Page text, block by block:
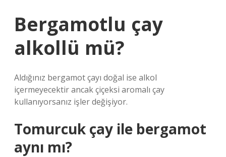
Bergamotlu çay
alkollü mü?
Aldığınız bergamot çayı doğal ise alkol
içermeyecektir ancak çiçeksi aromalı çay
kullanıyorsanız işler değişiyor.
Tomurcuk çay ile bergamot
aynı mı?